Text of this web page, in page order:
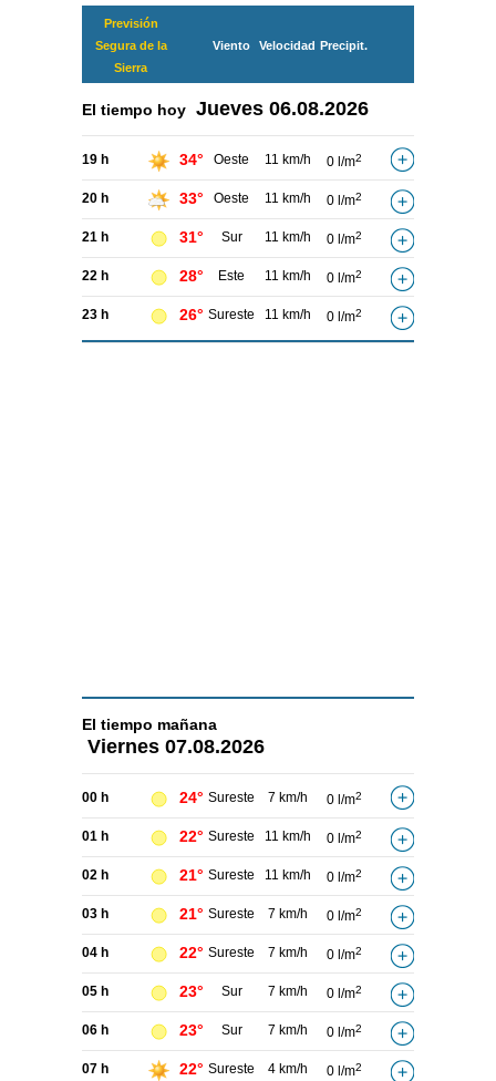
Previsión
Segura de la
Sierra
Viento Velocidad Precipit.
El tiempo hoy Jueves 06.08.2026
19 h 34° Oeste 11 km/h 0 l/m2
20 h 33° Oeste 11 km/h 0 l/m2
21 h 31° Sur 11 km/h 0 l/m2
22 h 28° Este 11 km/h 0 l/m2
23 h 26° Sureste 11 km/h 0 l/m2
El tiempo mañana
Viernes 07.08.2026
00 h 24° Sureste 7 km/h 0 l/m2
01 h 22° Sureste 11 km/h 0 l/m2
02 h 21° Sureste 11 km/h 0 l/m2
03 h 21° Sureste 7 km/h 0 l/m2
04 h 22° Sureste 7 km/h 0 l/m2
05 h 23° Sur 7 km/h 0 l/m2
06 h 23° Sur 7 km/h 0 l/m2
07 h 22° Sureste 4 km/h 0 l/m2